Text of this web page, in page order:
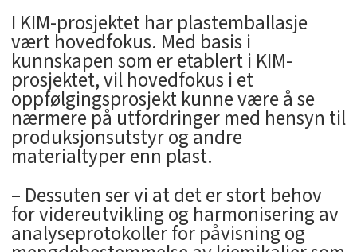
I KIM-prosjektet har plastemballasje
vært hovedfokus. Med basis i
kunnskapen som er etablert i KIM-
prosjektet, vil hovedfokus i et
oppfølgingsprosjekt kunne være å se
nærmere på utfordringer med hensyn til
produksjonsutstyr og andre
materialtyper enn plast.
– Dessuten ser vi at det er stort behov
for videreutvikling og harmonisering av
analyseprotokoller for påvisning og